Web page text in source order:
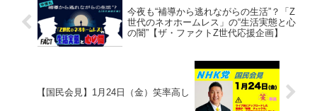
今夜も“補導から逃れながらの生活”？「Z
世代のネオホームレス」の“生活実態と心
の闇”【ザ・ファクトZ世代応援企画】
【国民会見】1月24日（金）笑率高し